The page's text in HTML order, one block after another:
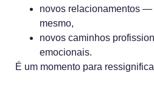
novos relacionamentos
mesmo,
novos caminhos
emocionais.
É um momento para